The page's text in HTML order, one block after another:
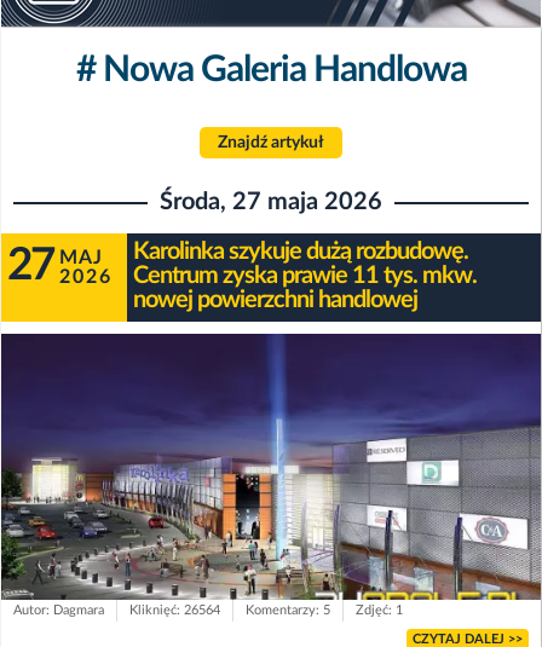
# Nowa Galeria Handlowa
Znajdź artykuł
Środa, 27 maja 2026
27 MAJ
2026
Karolinka szykuje dużą rozbudowę.
Centrum zyska prawie 11 tys. mkw.
nowej powierzchni handlowej
Autor: Dagmara Kliknięć: 26564 Komentarzy: 5 Zdjęć: 1
CZYTAJ DALEJ >>